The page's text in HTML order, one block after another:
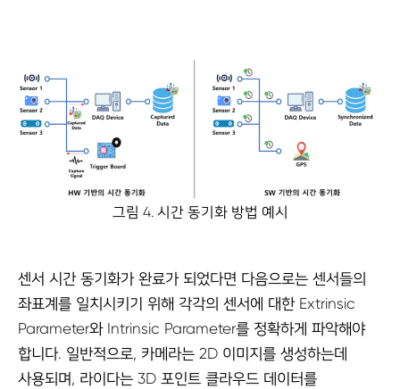
그림 4. 시간 동기화 방법 예시
센서 시간 동기화가 완료가 되었다면 다음으로는 센서들의
좌표계를 일치시키기 위해 각각의 센서에 대한 Extrinsic
Parameter와 Intrinsic Parameter를 정확하게 파악해야
합니다. 일반적으로, 카메라는 2D 이미지를 생성하는데
사용되며, 라이다는 3D 포인트 클라우드 데이터를